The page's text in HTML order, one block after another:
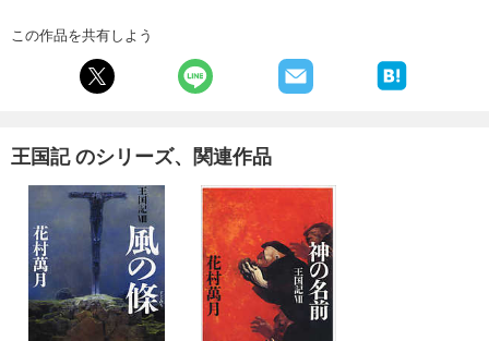
この作品を共有しよう
王国記 のシリーズ、関連作品